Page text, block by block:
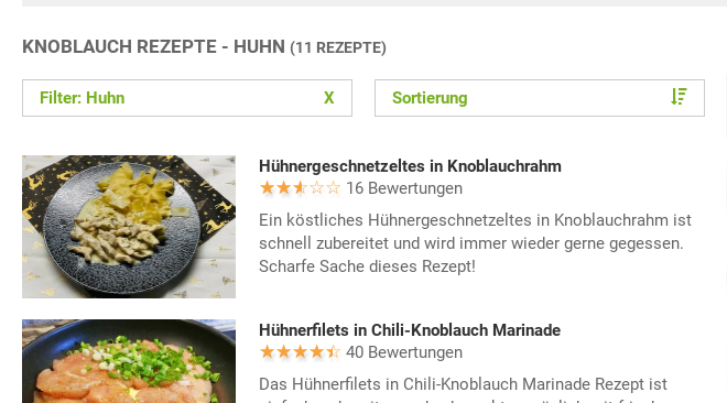
KNOBLAUCH REZEPTE - HUHN (11 REZEPTE)
Filter: Huhn X Sortierung
Hühnergeschnetzeltes in Knoblauchrahm
16 Bewertungen
Ein köstliches Hühnergeschnetzeltes in Knoblauchrahm ist
schnell zubereitet und wird immer wieder gerne gegessen.
Scharfe Sache dieses Rezept!
Hühnerfilets in Chili-Knoblauch Marinade
40 Bewertungen
Das Hühnerfilets in Chili-Knoblauch Marinade Rezept ist